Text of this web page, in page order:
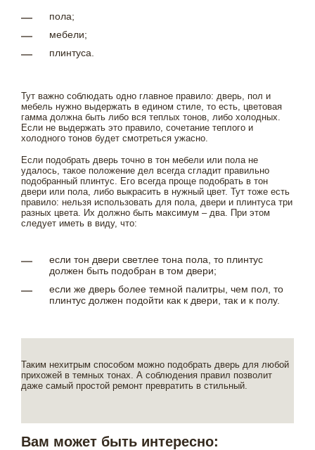
пола;
мебели;
плинтуса.
Тут важно соблюдать одно главное правило: дверь, пол и
мебель нужно выдержать в едином стиле, то есть, цветовая
гамма должна быть либо вся теплых тонов, либо холодных.
Если не выдержать это правило, сочетание теплого и
холодного тонов будет смотреться ужасно.
Если подобрать дверь точно в тон мебели или пола не
удалось, такое положение дел всегда сгладит правильно
подобранный плинтус. Его всегда проще подобрать в тон
двери или пола, либо выкрасить в нужный цвет. Тут тоже есть
правило: нельзя использовать для пола, двери и плинтуса три
разных цвета. Их должно быть максимум – два. При этом
следует иметь в виду, что:
если тон двери светлее тона пола, то плинтус
должен быть подобран в том двери;
если же дверь более темной палитры, чем пол, то
плинтус должен подойти как к двери, так и к полу.
Таким нехитрым способом можно подобрать дверь для любой
прихожей в темных тонах. А соблюдения правил позволит
даже самый простой ремонт превратить в стильный.
Вам может быть интересно: